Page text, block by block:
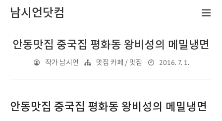
남시언닷컴
안동맛집 중국집 평화동 왕비성의 메밀냉면
작가 남시언 맛집 카페 / 맛집 2016. 7. 1.
안동맛집 중국집 평화동 왕비성의 메밀냉면